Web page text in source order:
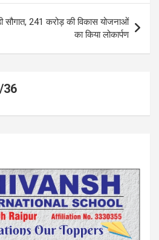
सौगात, 241 करोड़ की विकास योजनाओं
का किया लोकार्पण
36